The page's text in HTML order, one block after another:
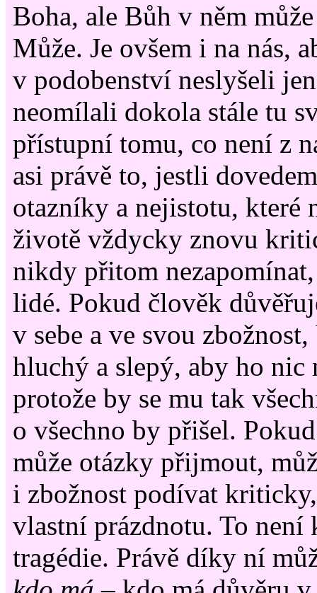
Boha, ale Bůh v něm
Může. Je ovšem i na nás,
v podobenství neslyšeli
neomílali dokola stále tu
přístupní tomu, co není z
asi právě to, jestli
otazníky a nejistotu, které
životě vždycky znovu
nikdy přitom
lidé. Pokud člověk
v sebe a ve svou
hluchý a slepý, aby ho nic
protože by se mu tak
o všechno by přišel.
může otázky přijmout,
i zbožnost podívat
vlastní prázdnotu. To není
tragédie. Právě díky ní